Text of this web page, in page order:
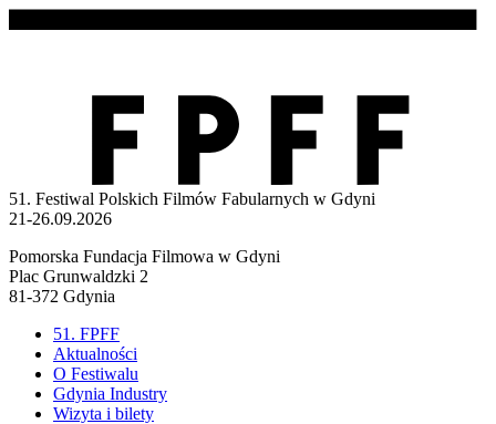
51. Festiwal Polskich Filmów Fabularnych w Gdyni
21-26.09.2026
Pomorska Fundacja Filmowa w Gdyni
Plac Grunwaldzki 2
81-372 Gdynia
51. FPFF
Aktualności
O Festiwalu
Gdynia Industry
Wizyta i bilety